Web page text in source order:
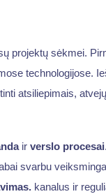
projektų sėkmei.
technologijose.
atsiliepimais,
ir verslo procesai
svarbu
kanalus ir